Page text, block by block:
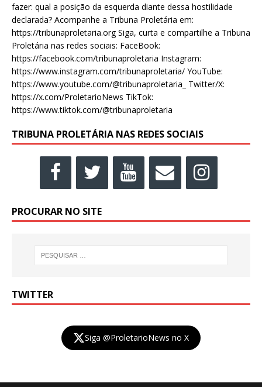
fazer: qual a posição da esquerda diante dessa hostilidade
declarada? Acompanhe a Tribuna Proletária em:
https://tribunaproletaria.org Siga, curta e compartilhe a Tribuna
Proletária nas redes sociais: FaceBook:
https://facebook.com/tribunaproletaria Instagram:
https://www.instagram.com/tribunaproletaria/ YouTube:
https://www.youtube.com/@tribunaproletaria_ Twitter/X:
https://x.com/ProletarioNews TikTok:
https://www.tiktok.com/@tribunaproletaria
TRIBUNA PROLETÁRIA NAS REDES SOCIAIS
PROCURAR NO SITE
TWITTER
Siga @ProletarioNews no X